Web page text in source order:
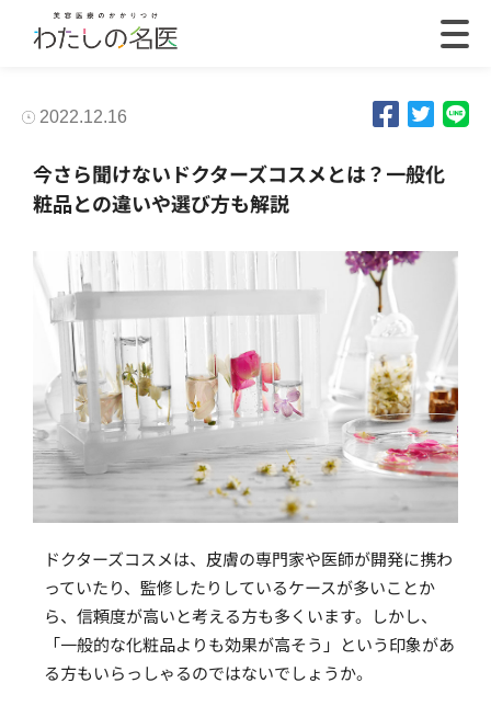
2022.12.16
今さら聞けないドクターズコスメとは？一般化
粧品との違いや選び方も解説
ドクターズコスメは、皮膚の専門家や医師が開発に携わ
っていたり、監修したりしているケースが多いことか
ら、信頼度が高いと考える方も多くいます。しかし、
「一般的な化粧品よりも効果が高そう」という印象があ
る方もいらっしゃるのではないでしょうか。